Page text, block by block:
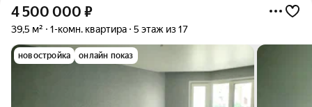
4 500 000 ₽
39,5 м² 1-комн. квартира 5 этаж из 17
новостройка онлайн показ